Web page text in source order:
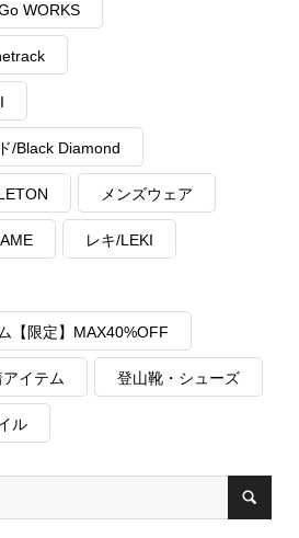
WORKS
/Black Diamond
メンズウェア
レキ/LEKI
【限定】MAX40%OFF
アイテム 登山靴・シューズ
ル